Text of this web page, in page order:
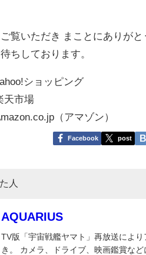
覧いただき まことにありがと
ちしております。
ショッピング
天市場
（アマゾン）
Facebook post
人
AQUARIUS
TV版「宇宙戦艦ヤマト」再放送によ
き。 カメラ、ドライブ、映画鑑賞など